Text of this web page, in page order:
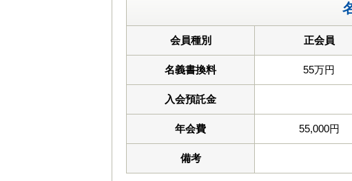
会員種別 正会員
名義書換料 55万円
入会預託金
年会費 55,000円
備考